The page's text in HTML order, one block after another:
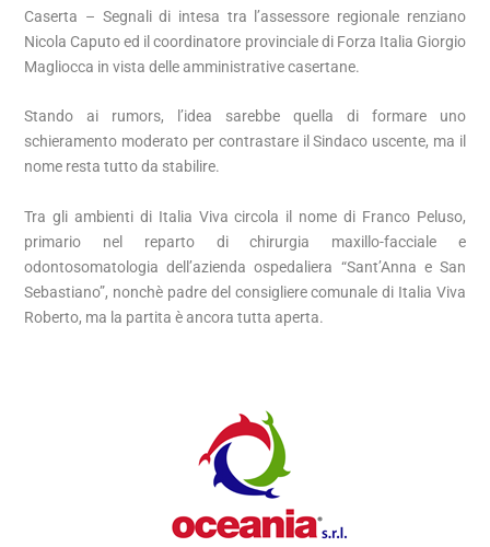
Caserta – Segnali di intesa tra l’assessore regionale renziano
Nicola Caputo ed il coordinatore provinciale di Forza Italia Giorgio
Magliocca in vista delle amministrative casertane.
Stando ai rumors, l’idea sarebbe quella di formare uno
schieramento moderato per contrastare il Sindaco uscente, ma il
nome resta tutto da stabilire.
Tra gli ambienti di Italia Viva circola il nome di Franco Peluso,
primario nel reparto di chirurgia maxillo-facciale e
odontosomatologia dell’azienda ospedaliera “Sant’Anna e San
Sebastiano”, nonchè padre del consigliere comunale di Italia Viva
Roberto, ma la partita è ancora tutta aperta.